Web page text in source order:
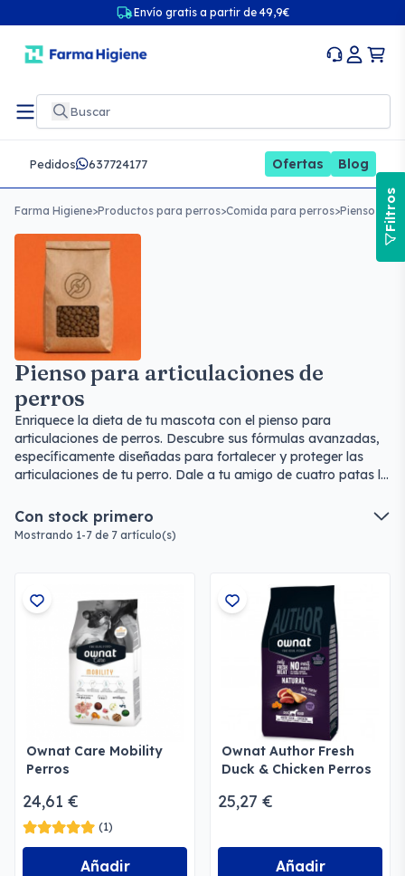
Envío gratis a partir de 49,9€
Pedidos 637724177 Ofertas Blog
Farma Higiene>Productos para perros>Comida para perros>Pienso
Pienso para articulaciones de
perros
Enriquece la dieta de tu mascota con el pienso para
articulaciones de perros. Descubre sus fórmulas avanzadas,
específicamente diseñadas para fortalecer y proteger las
articulaciones de tu perro. Dale a tu amigo de cuatro patas la
al máximo.
Con stock primero
Mostrando 1-7 de 7 artículo(s)
Ownat Care Mobility
Perros
24,61 €
(1)
Añadir
Ownat Author Fresh
Duck & Chicken Perros
25,27 €
Añadir
Filtros